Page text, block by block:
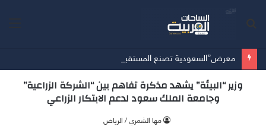
وزير “البيئة” يشهد مذكرة تفاهم بين “الشركة الزراعية”
وجامعة الملك سعود لدعم الابتكار الزراعي
‫مها الشمري / الرياض